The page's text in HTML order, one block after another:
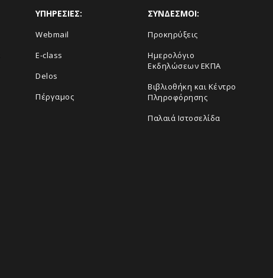
ΥΠΗΡΕΣΙΕΣ:
Webmail
E-class
Delos
Πέργαμος
ΣΥΝΔΕΣΜΟΙ:
Προκηρύξεις
Ημερολόγιο
Εκδηλώσεων ΕΚΠΑ
Βιβλιοθήκη και Κέντρο
Πληροφόρησης
Παλαιά Ιστοσελίδα